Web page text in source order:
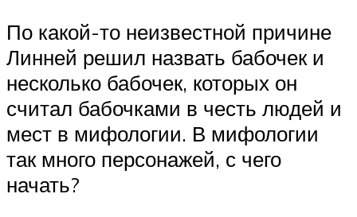
По какой-то неизвестной причине
Линней решил назвать бабочек и
несколько бабочек, которых он
считал бабочками в честь людей и
мест в мифологии. В мифологии
так много персонажей, с чего
начать?